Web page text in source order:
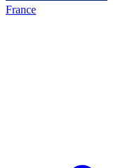
France